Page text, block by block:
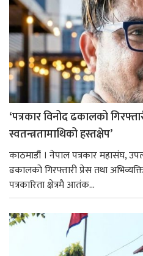
‘पत्रकार विनोद ढकालको
स्वतन्त्रतामाथिको हस्तक्षेप’
काठमाडौं । नेपाल पत्रकार महासंघ,
ढकालको गिरफ्तारी प्रेस तथा
पत्रकारिता क्षेत्रमै आतंक...